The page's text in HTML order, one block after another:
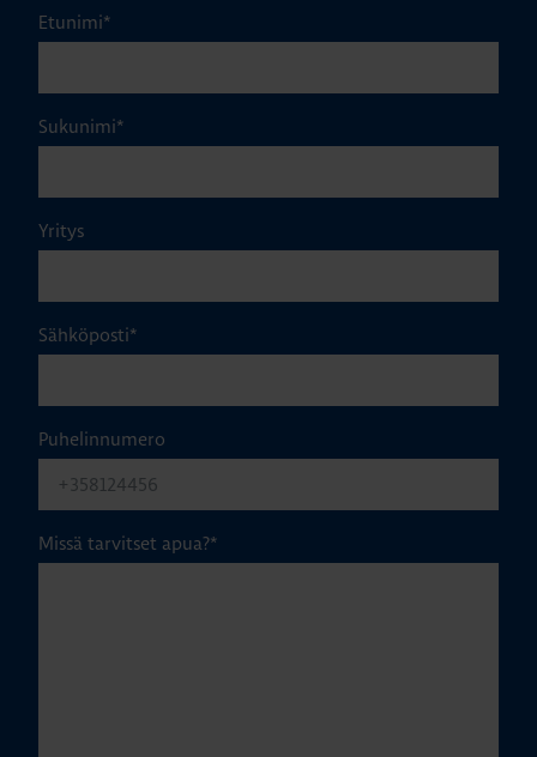
Etunimi*
Sukunimi*
Yritys
Sähköposti*
Puhelinnumero
Missä tarvitset apua?*